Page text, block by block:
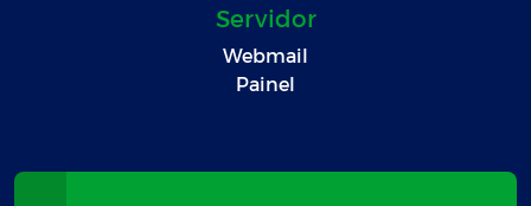
Servidor
Webmail
Painel